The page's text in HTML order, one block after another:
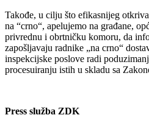
Takođe, u cilju što efikasnijeg
na “crno“, apelujemo na građane,
privrednu i obrtničku komoru, da
zapošljavaju radnike „na crno“
inspekcijske poslove radi
procesuiranju istih u skladu sa
Press služba ZDK